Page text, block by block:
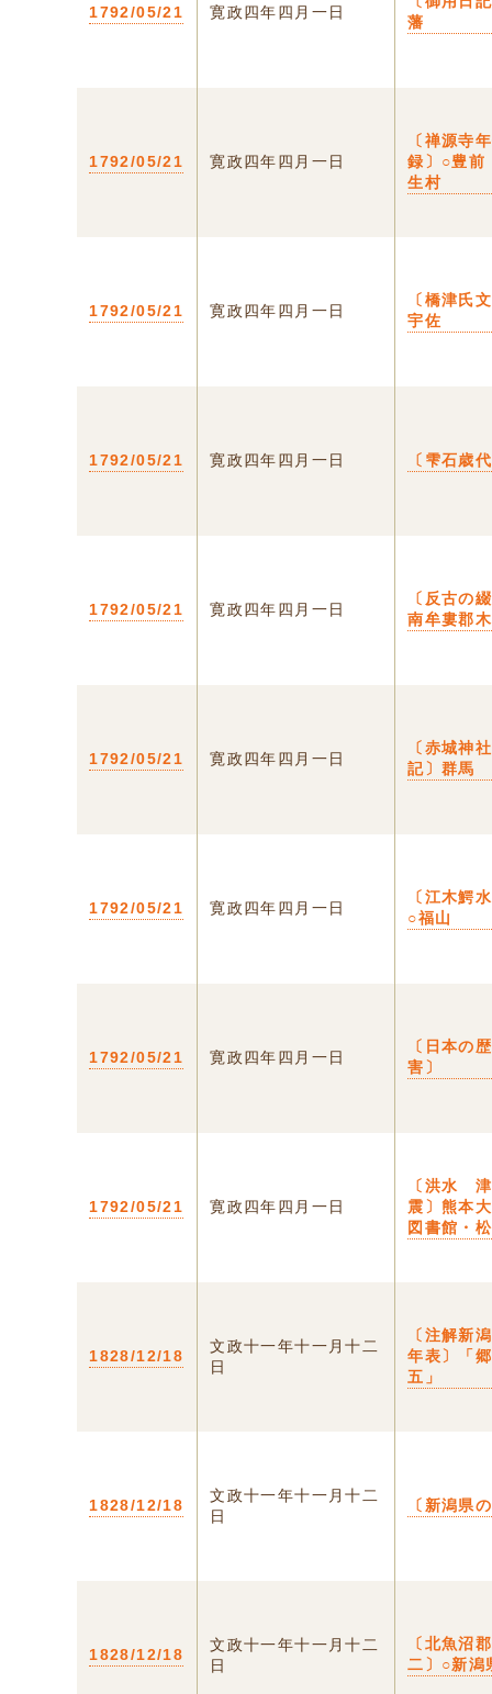
1792/05/21 寛政四年四月一日
藩
1792/05/21 寛政四年四月一日
〔禅源寺
録〕○豊前
生村
1792/05/21 寛政四年四月一日
〔橋津氏
宇佐
1792/05/21 寛政四年四月一日 〔雫石歳
1792/05/21 寛政四年四月一日
〔反古の
南牟婁郡
1792/05/21 寛政四年四月一日
〔赤城神
記〕群馬
1792/05/21 寛政四年四月一日
〔江木鰐
○福山
1792/05/21 寛政四年四月一日
〔日本の
害〕
1792/05/21 寛政四年四月一日
〔洪水
震〕熊本
図書館・
1828/12/18
文政十一年十一月十二
日
〔注解新
年表〕「
五」
1828/12/18
文政十一年十一月十二
日
〔新潟県
1828/12/18
文政十一年十一月十二
日
〔北魚
二〕○新潟